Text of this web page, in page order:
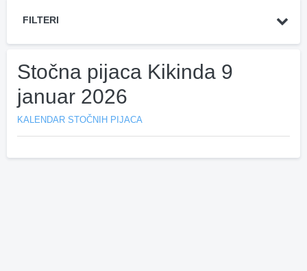
FILTERI
Stočna pijaca Kikinda 9
januar 2026
KALENDAR STOČNIH PIJACA